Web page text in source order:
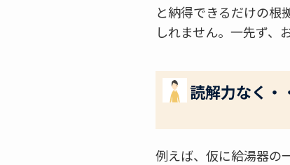
と納得できるだけの根
しれません。一先ず、
読解力なく・
例えば、仮に給湯器の